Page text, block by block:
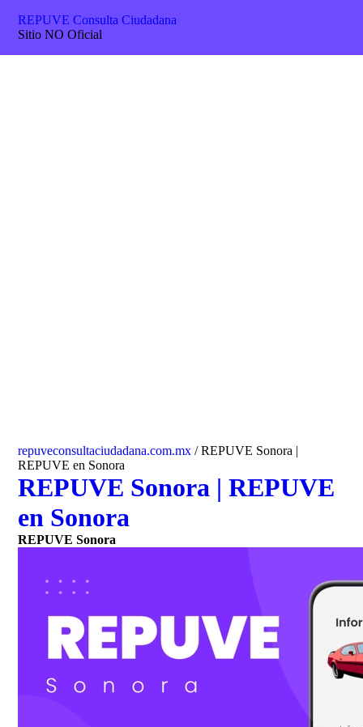
REPUVE Consulta Ciudadana
Sitio NO Oficial
repuveconsultaciudadana.com.mx /REPUVE Sonora |
REPUVE en Sonora
REPUVE Sonora | REPUVE
en Sonora
REPUVE Sonora